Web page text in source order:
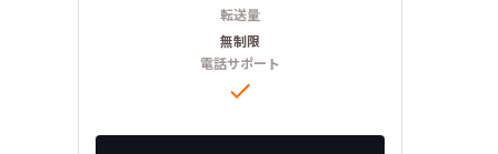
転送量
無制限
電話サポート
